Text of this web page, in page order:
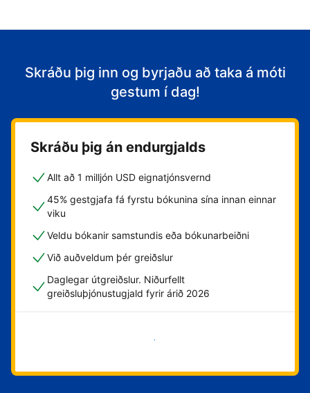
Skráðu þig inn og byrjaðu að taka á móti
gestum í dag!
Skráðu þig án endurgjalds
Allt að 1 milljón USD eignatjónsvernd
45% gestgjafa fá fyrstu bókunina sína innan einnar
viku
Veldu bókanir samstundis eða bókunarbeiðni
Við auðveldum þér greiðslur
Daglegar útgreiðslur. Niðurfellt
greiðsluþjónustugjald fyrir árið 2026
Byrja núna